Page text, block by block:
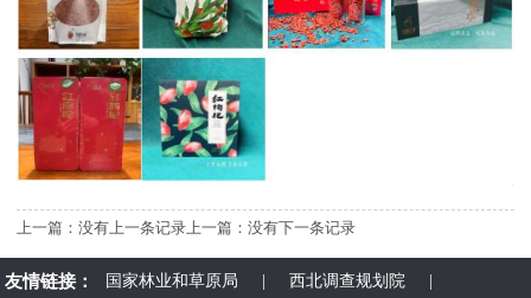
上一篇：没有上一条记录上一篇：没有下一条记录
友情链接： 国家林业和草原局 |西北调查规划院